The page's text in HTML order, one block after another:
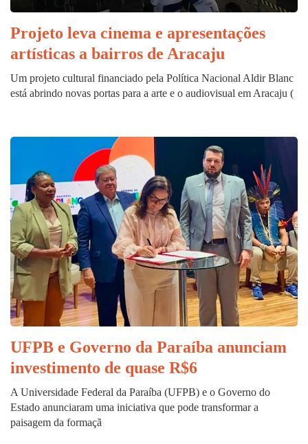
Projeto leva cinema e apresentações
artísticas a bairros de Aracaju
Um projeto cultural financiado pela Política Nacional Aldir Blanc
está abrindo novas portas para a arte e o audiovisual em Aracaju (
UFPB e Governo da Paraíba anunciam
investimento de quase R$6
A Universidade Federal da Paraíba (UFPB) e o Governo do
Estado anunciaram uma iniciativa que pode transformar a
paisagem da formaçã